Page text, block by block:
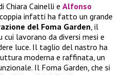
Chiara Cainelli e Alfonso
infatti ha fatto un grande
del Foma Garden , il
lavorano da diversi mesi e
luce. Il taglio del nastro ha
moderna e raffinata, un
Il Foma Garden, che si